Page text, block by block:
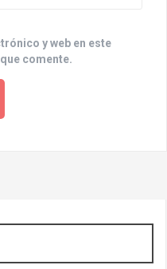
y web en este
comente.